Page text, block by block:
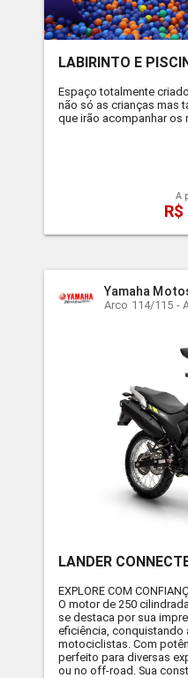
LABIRINTO E
Espaço totalmente
não só as crianças mas
que irão acompanhar os
A
Yamaha
Arco 114/115 -
LANDER
EXPLORE COM
O motor de 250
se destaca por sua
eficiência, conquistando
motociclistas. Com
perfeito para diversas
ou no off-road. Sua